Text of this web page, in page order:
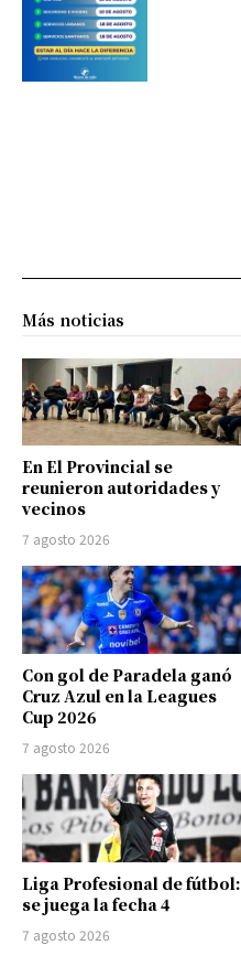
Más noticias
En El Provincial se
reunieron autoridades y
vecinos
7 agosto 2026
Con gol de Paradela ganó
Cruz Azul en la Leagues
Cup 2026
7 agosto 2026
Liga Profesional de fútbol:
se juega la fecha 4
7 agosto 2026